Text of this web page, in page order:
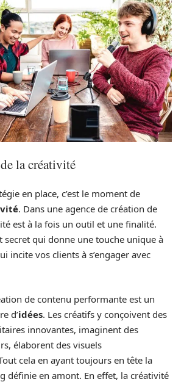
la créativité
en place, c’est le moment de
. Dans une agence de création de
est à la fois un outil et une finalité.
secret qui donne une touche unique à
incite vos clients à s’engager avec
de contenu performante est un
d’idées. Les créatifs y conçoivent des
innovantes, imaginent des
élaborent des visuels
cela en ayant toujours en tête la
définie en amont. En effet, la créativité